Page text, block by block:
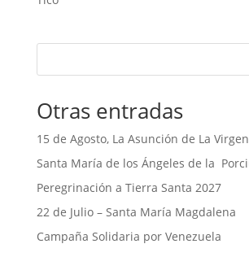
Otras entradas
15 de Agosto, La Asunción de La
Santa María de los Ángeles de la
Peregrinación a Tierra Santa 2027
22 de Julio – Santa María Magdalena
Campaña Solidaria por Venezuela